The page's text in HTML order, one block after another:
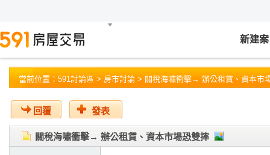
新建案
當前位置： 591討論區 > 房市討論 > 關稅海嘯衝擊→ 辦公租賃、資本市
回覆 發表
關稅海嘯衝擊→ 辦公租賃、資本市場恐雙摔